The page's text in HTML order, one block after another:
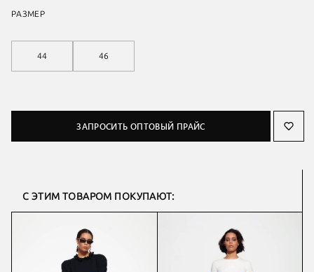
РАЗМЕР
44 46
ЗАПРОСИТЬ ОПТОВЫЙ ПРАЙС
С ЭТИМ ТОВАРОМ ПОКУПАЮТ: